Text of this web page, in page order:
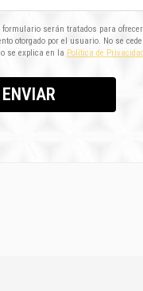
formulario serán tratados para
otorgado por el usuario. No se
se explica en la Política de Privacidad